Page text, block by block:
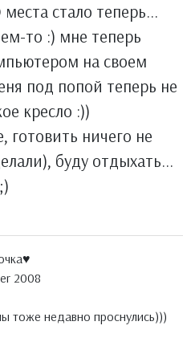
стало теперь...
то :) мне теперь
на своем
под попой теперь не
кресло :))
готовить ничего не
буду отдыхать...
2008
тоже недавно проснулись)))